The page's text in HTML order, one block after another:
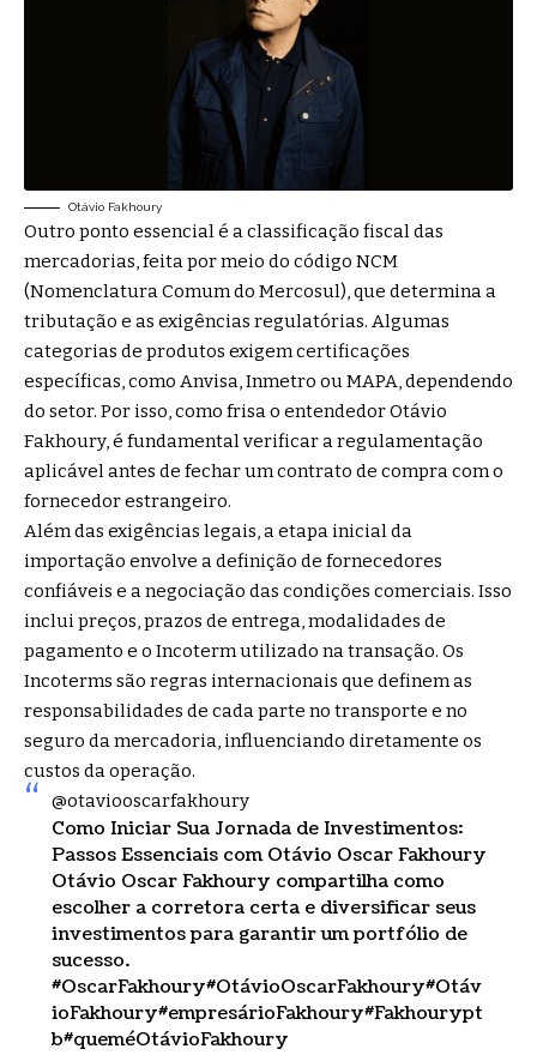
Otávio Fakhoury
Outro ponto essencial é a classificação fiscal das
mercadorias, feita por meio do código NCM
(Nomenclatura Comum do Mercosul), que determina a
tributação e as exigências regulatórias. Algumas
categorias de produtos exigem certificações
específicas, como Anvisa, Inmetro ou MAPA, dependendo
do setor. Por isso, como frisa o entendedor Otávio
Fakhoury, é fundamental verificar a regulamentação
aplicável antes de fechar um contrato de compra com o
fornecedor estrangeiro.
Além das exigências legais, a etapa inicial da
importação envolve a definição de fornecedores
confiáveis e a negociação das condições comerciais. Isso
inclui preços, prazos de entrega, modalidades de
pagamento e o Incoterm utilizado na transação. Os
Incoterms são regras internacionais que definem as
responsabilidades de cada parte no transporte e no
seguro da mercadoria, influenciando diretamente os
custos da operação.
@otaviooscarfakhoury
Como Iniciar Sua Jornada de Investimentos:
Passos Essenciais com Otávio Oscar Fakhoury
Otávio Oscar Fakhoury compartilha como
escolher a corretora certa e diversificar seus
investimentos para garantir um portfólio de
sucesso.
#OscarFakhoury#OtávioOscarFakhoury#Otáv
ioFakhoury#empresárioFakhoury#Fakhourypt
b#queméOtávioFakhoury